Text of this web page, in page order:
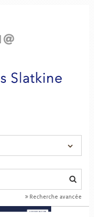
Recherche avancée